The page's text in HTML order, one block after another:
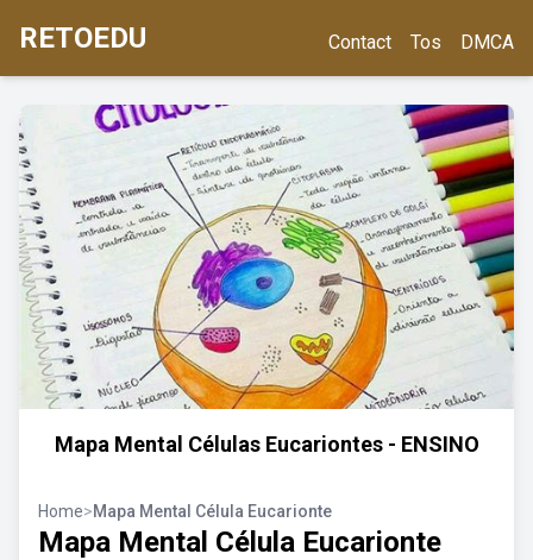
RETOEDU Contact Tos DMCA
Mapa Mental Células Eucariontes - ENSINO
Home>Mapa Mental Célula Eucarionte
Mapa Mental Célula Eucarionte